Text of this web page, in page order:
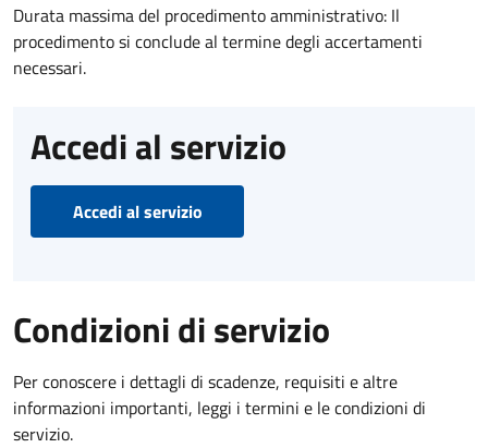
Durata massima del procedimento amministrativo: Il
procedimento si conclude al termine degli accertamenti
necessari.
Accedi al servizio
Accedi al servizio
Condizioni di servizio
Per conoscere i dettagli di scadenze, requisiti e altre
informazioni importanti, leggi i termini e le condizioni di
servizio.